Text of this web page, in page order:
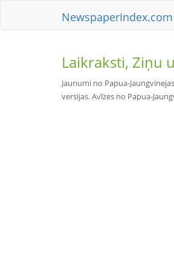
NewspaperIndex.com
Laikraksti, Ziņu
Jaunumi no Papua-
versijas. Avīzes no Papua-